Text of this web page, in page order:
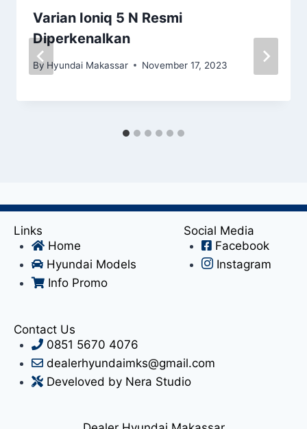
Varian Ioniq 5 N Resmi
Diperkenalkan
By Hyundai Makassar November 17, 2023
Links
Home
Hyundai Models
Info Promo
Social Media
Facebook
Instagram
Contact Us
0851 5670 4076
dealerhyundaimks@gmail.com
Develoved by Nera Studio